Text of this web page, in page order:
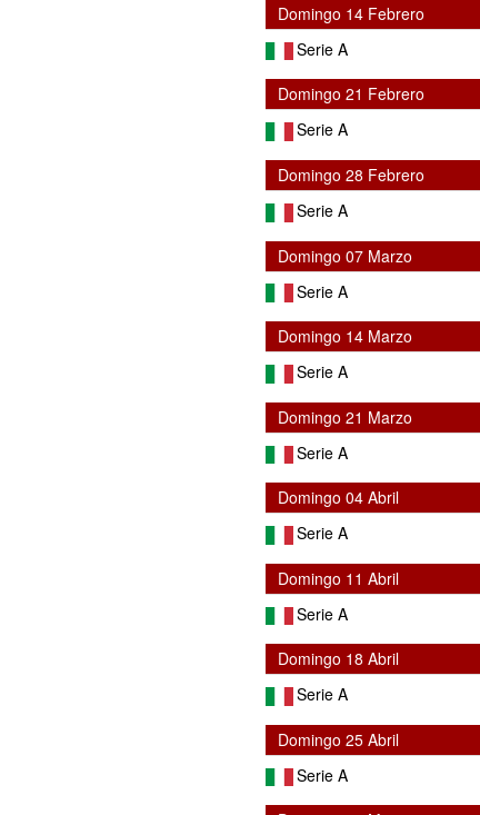
Domingo 14 Febrero
Serie A
Domingo 21 Febrero
Serie A
Domingo 28 Febrero
Serie A
Domingo 07 Marzo
Serie A
Domingo 14 Marzo
Serie A
Domingo 21 Marzo
Serie A
Domingo 04 Abril
Serie A
Domingo 11 Abril
Serie A
Domingo 18 Abril
Serie A
Domingo 25 Abril
Serie A